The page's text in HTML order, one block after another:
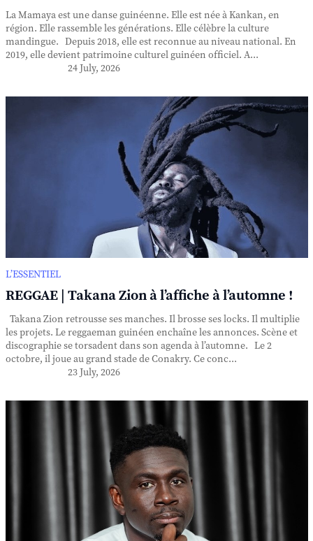
La Mamaya est une danse guinéenne. Elle est née à Kankan, en
région. Elle rassemble les générations. Elle célèbre la culture
mandingue. Depuis 2018, elle est reconnue au niveau national. En
2019, elle devient patrimoine culturel guinéen officiel. A...
24 July, 2026
L’ESSENTIEL
REGGAE | Takana Zion à l’affiche à l’automne !
Takana Zion retrousse ses manches. Il brosse ses locks. Il multiplie
les projets. Le reggaeman guinéen enchaîne les annonces. Scène et
discographie se torsadent dans son agenda à l’automne. Le 2
octobre, il joue au grand stade de Conakry. Ce conc...
23 July, 2026